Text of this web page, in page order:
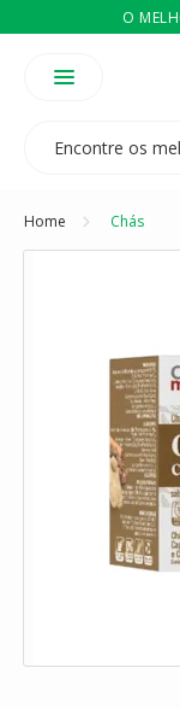
O
Temos 3
É
Home Chás